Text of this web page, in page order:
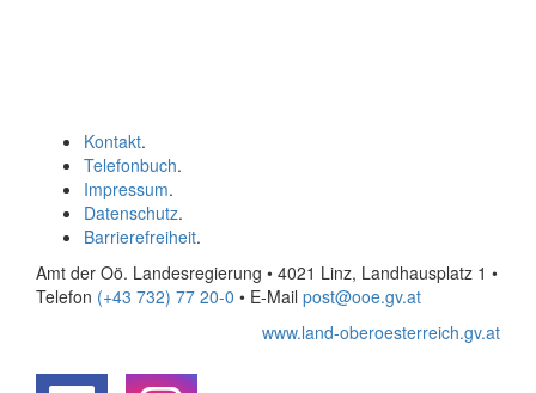
Kontakt.
Telefonbuch.
Impressum.
Datenschutz.
Barrierefreiheit.
Amt der Oö. Landesregierung • 4021 Linz, Landhausplatz 1 •
Telefon (+43 732) 77 20-0 • E-Mail post@ooe.gv.at
www.land-oberoesterreich.gv.at